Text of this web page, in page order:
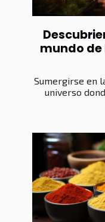
mundo
Sumergirse en
universo